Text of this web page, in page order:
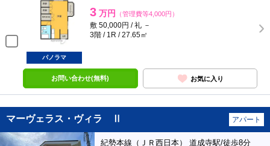
3 万円 （管理費等4,000円）
敷 50,000円 / 礼 －
3階 / 1R / 27.65㎡
パノラマ
お問い合わせ(無料) お気に入り
マーヴェラス・ヴィラ Ⅱ アパート
紀勢本線（ＪＲ西日本） 道成寺駅/徒歩8分